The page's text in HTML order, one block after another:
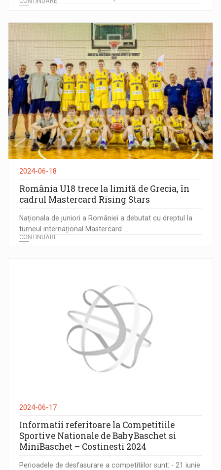
2024-06-18
România U18 trece la limită de Grecia, în
cadrul Mastercard Rising Stars
Naționala de juniori a României a debutat cu dreptul la
turneul internațional Mastercard ...
CONTINUARE
2024-06-17
Informatii referitoare la Competitiile
Sportive Nationale de BabyBaschet si
MiniBaschet – Costinesti 2024
Perioadele de desfasurare a competitiilor sunt: - 21 iunie